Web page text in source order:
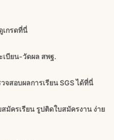
เกรดที่นี่
เบียน-วัดผล สพฐ.
จสอบผลการเรียน SGS ได้ที่นี่
ครเรียน รูปติดใบสมัครงาน ง่าย